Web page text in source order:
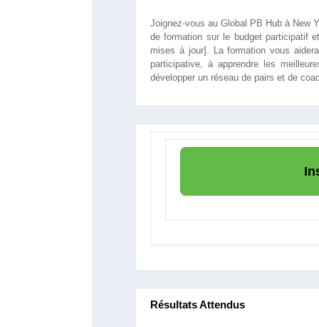
Joignez-vous au Global PB Hub à New
de formation sur le budget participatif
mises à jour]. La formation vous
participative, à apprendre les
développer un réseau de pairs et de
Résultats Attendus